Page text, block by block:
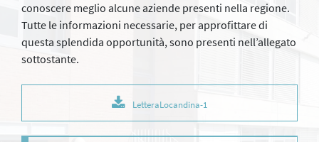
conoscere meglio alcune aziende presenti nella regione.
Tutte le informazioni necessarie, per approfittare di
questa splendida opportunità, sono presenti nell’allegato
sottostante.
LetteraLocandina-1